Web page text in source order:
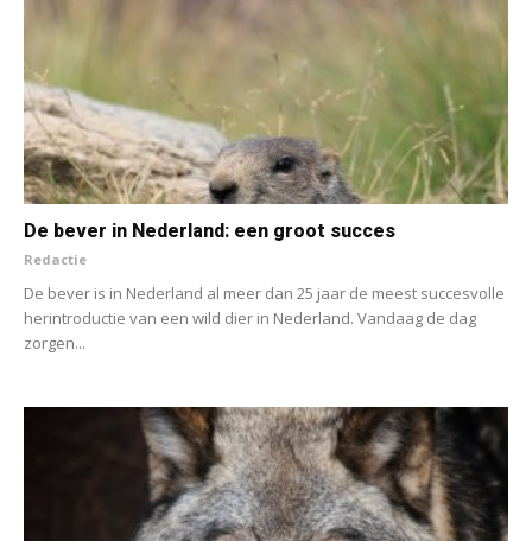
De bever in Nederland: een groot succes
Redactie
De bever is in Nederland al meer dan 25 jaar de meest succesvolle
herintroductie van een wild dier in Nederland. Vandaag de dag
zorgen...